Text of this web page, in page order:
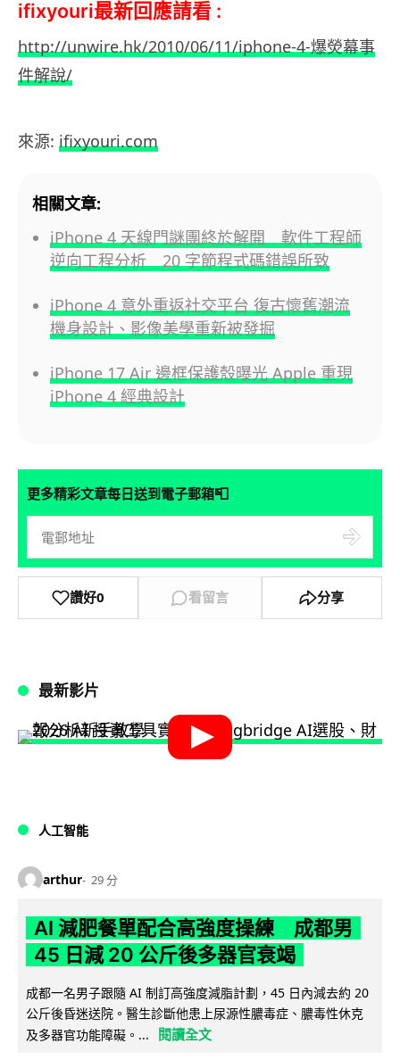
ifixyouri最新回應請看 :
http://unwire.hk/2010/06/11/iphone-4-爆熒幕事
件解說/
來源: ifixyouri.com
相關文章:
iPhone 4 天線門謎團終於解開 軟件工程師
逆向工程分析 20 字節程式碼錯誤所致
iPhone 4 意外重返社交平台 復古懷舊潮流
機身設計、影像美學重新被發掘
iPhone 17 Air 邊框保護殼曝光 Apple 重現
iPhone 4 經典設計
更多精彩文章每日送到電子郵箱📮
讚好0 看留言 分享
最新影片
人工智能
arthur 29 分
AI 減肥餐單配合高強度操練 成都男
45 日減 20 公斤後多器官衰竭
成都一名男子跟隨 AI 制訂高強度減脂計劃，45 日內減去約 20
公斤後昏迷送院。醫生診斷他患上尿源性膿毒症、膿毒性休克
及多器官功能障礙。...
閱讀全文